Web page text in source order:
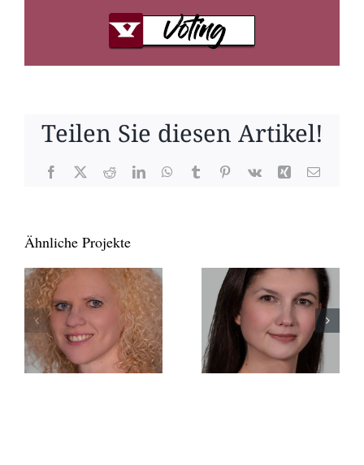
Teilen Sie diesen Artikel!
Facebook
X RedditLinkedInWhatsApp
TumblrPinterest
Vk Xing E-
Ähnliche Projekte